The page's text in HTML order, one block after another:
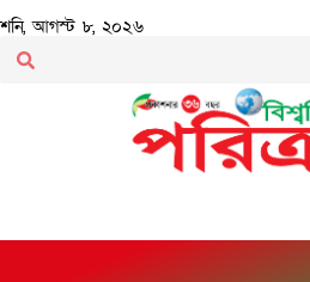
শনি, আগস্ট ৮, ২০২৬